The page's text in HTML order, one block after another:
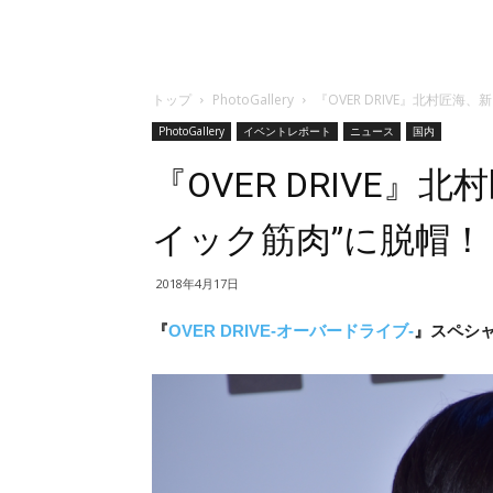
トップ PhotoGallery 『OVER DRIVE』北村匠海
PhotoGallery イベントレポート ニュース 国内
『OVER DRIVE』北
イック筋肉”に脱帽！
2018年4月17日
『OVER DRIVE-オーバードライブ- 』スペシ